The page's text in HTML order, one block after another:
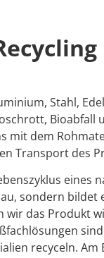
Stahl,
Bioabfall
mit dem
Transport des
eines
sondern bildet
wir das Produkt
sind
recyceln. Am